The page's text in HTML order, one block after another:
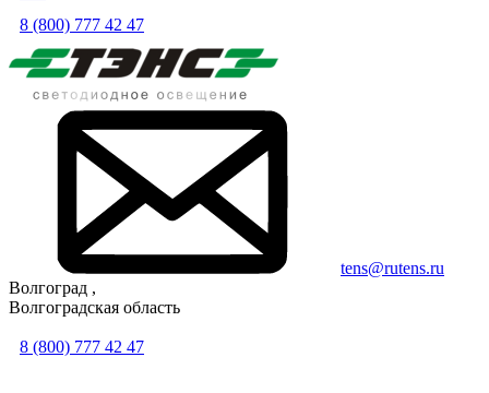
8 (800) 777 42 47
tens@rutens.ru
Волгоград ,
Волгоградская область
8 (800) 777 42 47